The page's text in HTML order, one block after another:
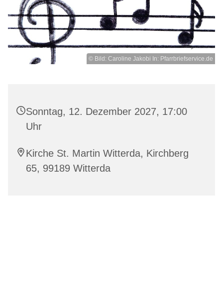
© Bild: Caroline Jakobi In: Pfarrbriefservice.de
Sonntag, 12. Dezember 2027, 17:00
Uhr
Kirche St. Martin Witterda, Kirchberg
65, 99189 Witterda